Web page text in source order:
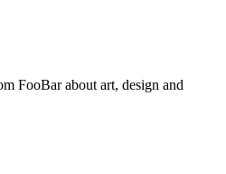
FooBar about art, design and